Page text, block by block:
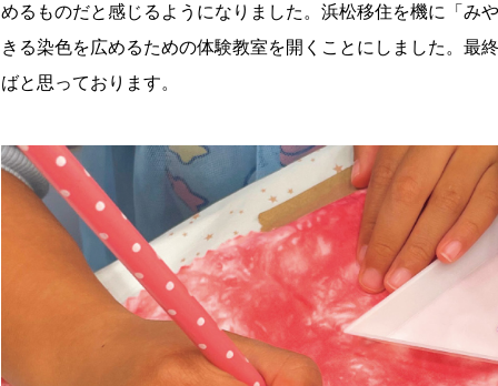
めるものだと感じるようになりました。浜松移住を機に「み
きる染色を広めるための体験教室を開くことにしました。最
ばと思っております。